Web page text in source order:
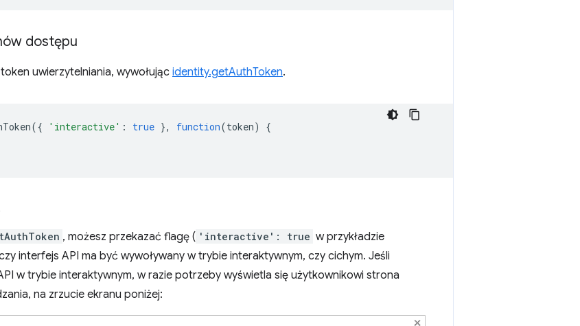
dostępu
uwierzytelniania, wywołując identity.getAuthToken.
({ 'interactive' : true }, function(token)
{
, możesz przekazać flagę ( 'interactive': true w przykładzie
interfejs API ma być wywoływany w trybie interaktywnym, czy cichym. Jeśli
w trybie interaktywnym, w razie potrzeby wyświetla się użytkownikowi strona
na zrzucie ekranu poniżej: